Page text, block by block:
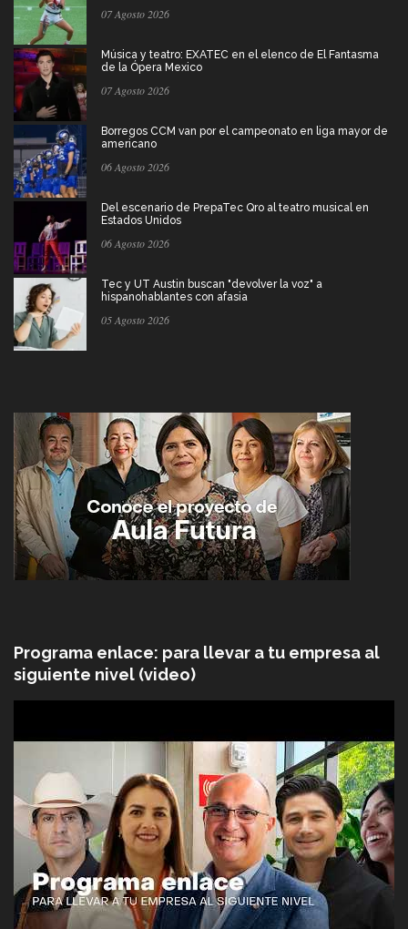
07 Agosto 2026
Música y teatro: EXATEC en el elenco de El Fantasma
de la Ópera Mexico
07 Agosto 2026
Borregos CCM van por el campeonato en liga mayor de
americano
06 Agosto 2026
Del escenario de PrepaTec Qro al teatro musical en
Estados Unidos
06 Agosto 2026
Tec y UT Austin buscan "devolver la voz" a
hispanohablantes con afasia
05 Agosto 2026
Programa enlace: para llevar a tu empresa al
siguiente nivel (video)